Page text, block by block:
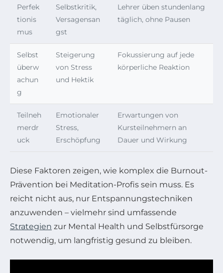
Perfek
tionis
mus
Selbstkritik,
Versagensan
gst
Lehrer üben stundenlang
täglich, ohne Pausen
Selbst
überw
achun
g
Steigerung
von Stress
und Hektik
Fokussierung auf jede
körperliche Reaktion
Teilneh
merdr
uck
Emotionaler
Stress,
Erschöpfung
Erwartungen von
Kursteilnehmern an
Dauer und Wirkung
Diese Faktoren zeigen, wie komplex die Burnout-
Prävention bei Meditation-Profis sein muss. Es
reicht nicht aus, nur Entspannungstechniken
anzuwenden – vielmehr sind umfassende
Strategien zur Mental Health und Selbstfürsorge
notwendig, um langfristig gesund zu bleiben.